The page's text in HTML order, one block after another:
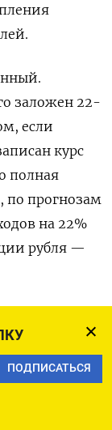
ПОДПИСАТЬСЯ
заложен 22-
если
курс
полная
по прогнозам
на 22%
рубля —
в том же
есть доля
18%.